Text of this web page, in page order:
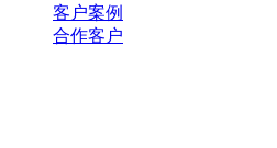
客户案例
合作客户